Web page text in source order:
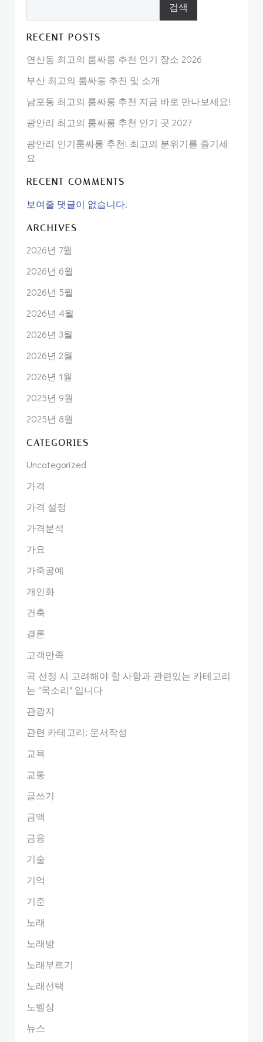
검색
RECENT POSTS
연산동 최고의 룸싸롱 추천 인기 장소 2026
부산 최고의 룸싸롱 추천 및 소개
남포동 최고의 룸싸롱 추천 지금 바로 만나보세요!
광안리 최고의 룸싸롱 추천 인기 곳 2027
광안리 인기룸싸롱 추천! 최고의 분위기를 즐기세
요
RECENT COMMENTS
보여줄 댓글이 없습니다.
ARCHIVES
2026년 7월
2026년 6월
2026년 5월
2026년 4월
2026년 3월
2026년 2월
2026년 1월
2025년 9월
2025년 8월
CATEGORIES
Uncategorized
가격
가격 설정
가격분석
가요
가죽공예
개인화
건축
결론
고객만족
곡 선정 시 고려해야 할 사항과 관련있는 카테고리
는 "목소리" 입니다
관광지
관련 카테고리: 문서작성
교육
교통
글쓰기
금액
금융
기술
기억
기준
노래
노래방
노래부르기
노래선택
노벨상
뉴스